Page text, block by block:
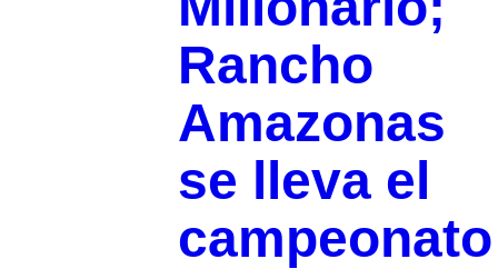
Rancho
Amazonas
se lleva el
campeonato